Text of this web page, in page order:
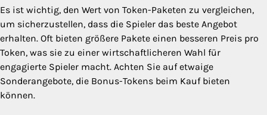
Es ist wichtig, den Wert von Token-Paketen zu vergleichen,
um sicherzustellen, dass die Spieler das beste Angebot
erhalten. Oft bieten größere Pakete einen besseren Preis pro
Token, was sie zu einer wirtschaftlicheren Wahl für
engagierte Spieler macht. Achten Sie auf etwaige
Sonderangebote, die Bonus-Tokens beim Kauf bieten
können.